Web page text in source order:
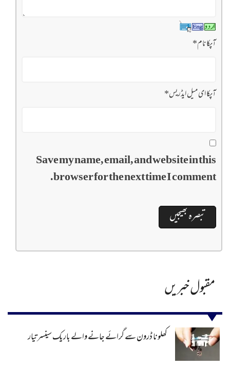
آپکا نام*
آپکا ای میل ایڈریس*
Save my name, email, and website in this
browser for the next time I comment.
مقبول خبریں
کھلونا ڈرون سے گرائے جانے والے باریک سینسر تیار